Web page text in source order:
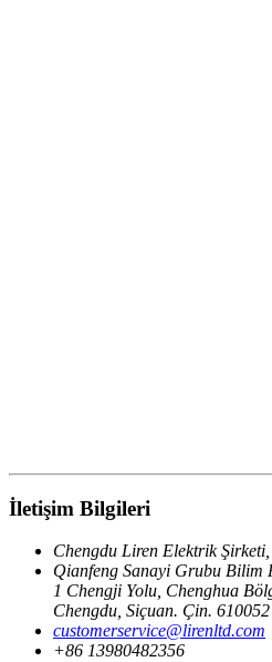
İletişim Bilgileri
Chengdu Liren Elektrik
Qianfeng Sanayi Grubu Bilim
1 Chengji Yolu, Chenghua
Chengdu, Siçuan. Çin. 610052
customerservice@lirenltd.com
+86 13980482356